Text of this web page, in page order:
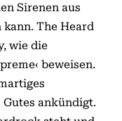
Sirenen aus
kann. The Heard
wie die
beweisen.
ankündigt.